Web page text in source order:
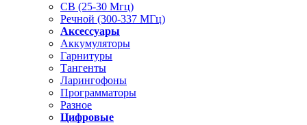
CB (25-30 Мгц)
Речной (300-337 МГц)
Аксессуары
Аккумуляторы
Гарнитуры
Тангенты
Ларингофоны
Программаторы
Разное
Цифровые